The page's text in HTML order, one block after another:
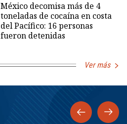
México decomisa más de 4
toneladas de cocaína en costa
del Pacífico: 16 personas
fueron detenidas
Ver más